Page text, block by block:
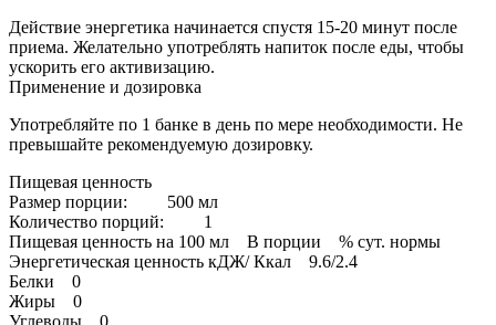
Действие энергетика начинается спустя 15-20 минут после
приема. Желательно употреблять напиток после еды, чтобы
ускорить его активизацию.
Применение и дозировка
Употребляйте по 1 банке в день по мере необходимости. Не
превышайте рекомендуемую дозировку.
Пищевая ценность
Размер порции: 500 мл
Количество порций: 1
Пищевая ценность на 100 мл В порции % сут. нормы
Энергетическая ценность кДЖ/ Ккал 9.6/2.4
Белки 0
Жиры 0
Углеводы 0